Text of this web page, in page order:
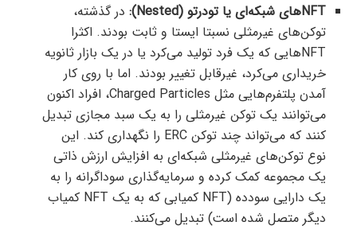
NFTهای شبکه‌ای یا تودرتو (Nested):
در گذشته،
توکن‌های غیرمثلی نسبتا ایستا و ثابت بودند. اکثرا
NFTهایی که یک فرد تولید می‌کرد یا در یک بازار ثانویه
خریداری می‌کرد، غیرقابل تغییر بودند. اما با روی کار
آمدن پلتفرم‌هایی مثل Charged Particles، افراد اکنون
می‌توانند یک توکن غیرمثلی را به یک سبد مجازی تبدیل
کنند که می‌تواند چند توکن ERC را نگهداری کند. این
نوع توکن‌های غیرمثلی شبکه‌ای به افزایش ارزش ذاتی
یک مجموعه کمک کرده و سرمایه‌گذاری سوداگرانه را به
یک دارایی سودده (NFT کمیابی که به یک NFT کمیاب
دیگر متصل شده است) تبدیل می‌کنند.